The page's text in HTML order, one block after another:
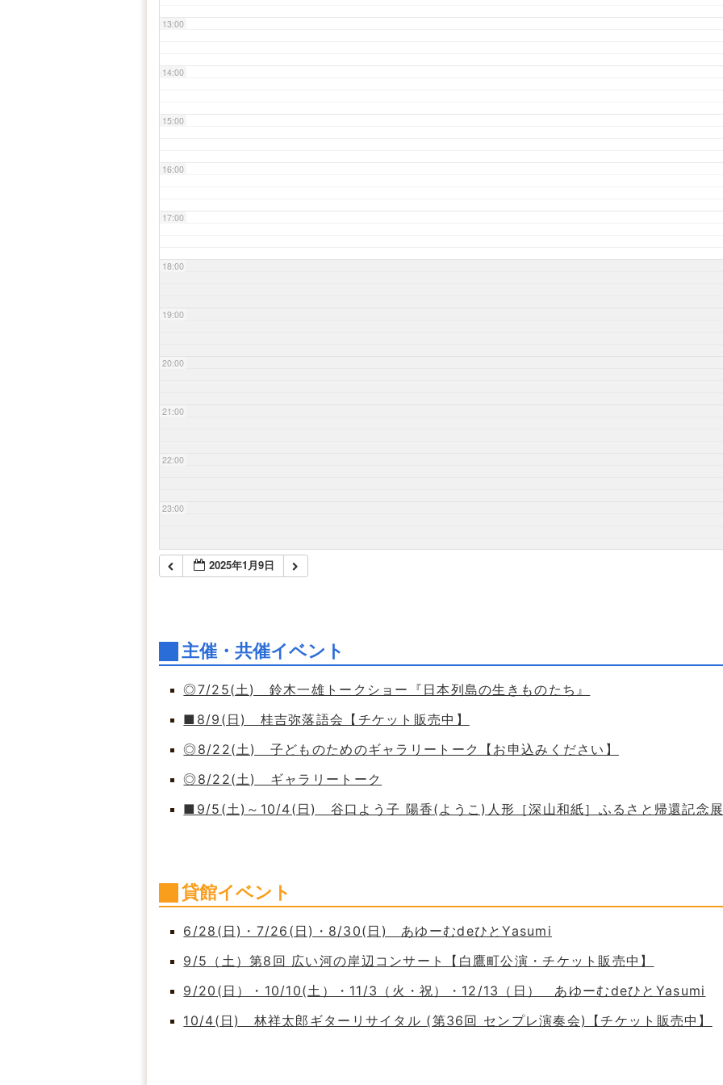
13:00
14:00
15:00
16:00
17:00
18:00
19:00
20:00
21:00
22:00
23:00
2025年1月9日
主催・共催イベント
◎7/25(土) 鈴木一雄トークショー『日本列島の生きものたち』
■8/9(日) 桂吉弥落語会【チケット販売中】
◎8/22(土) 子どものためのギャラリートーク【お申込みください】
◎8/22(土) ギャラリートーク
■9/5(土)～10/4(日) 谷口よう子 陽香(ようこ)人形［深山和紙］ふるさと帰還記念
貸館イベント
6/28(日)・7/26(日)・8/30(日) あゆーむdeひとYasumi
9/5（土）第8回 広い河の岸辺コンサート【白鷹町公演・チケット販売中】
9/20(日）・10/10(土）・11/3（火・祝）・12/13（日） あゆーむdeひとYasumi
10/4(日) 林祥太郎ギターリサイタル (第36回 センプレ演奏会)【チケット販売中】